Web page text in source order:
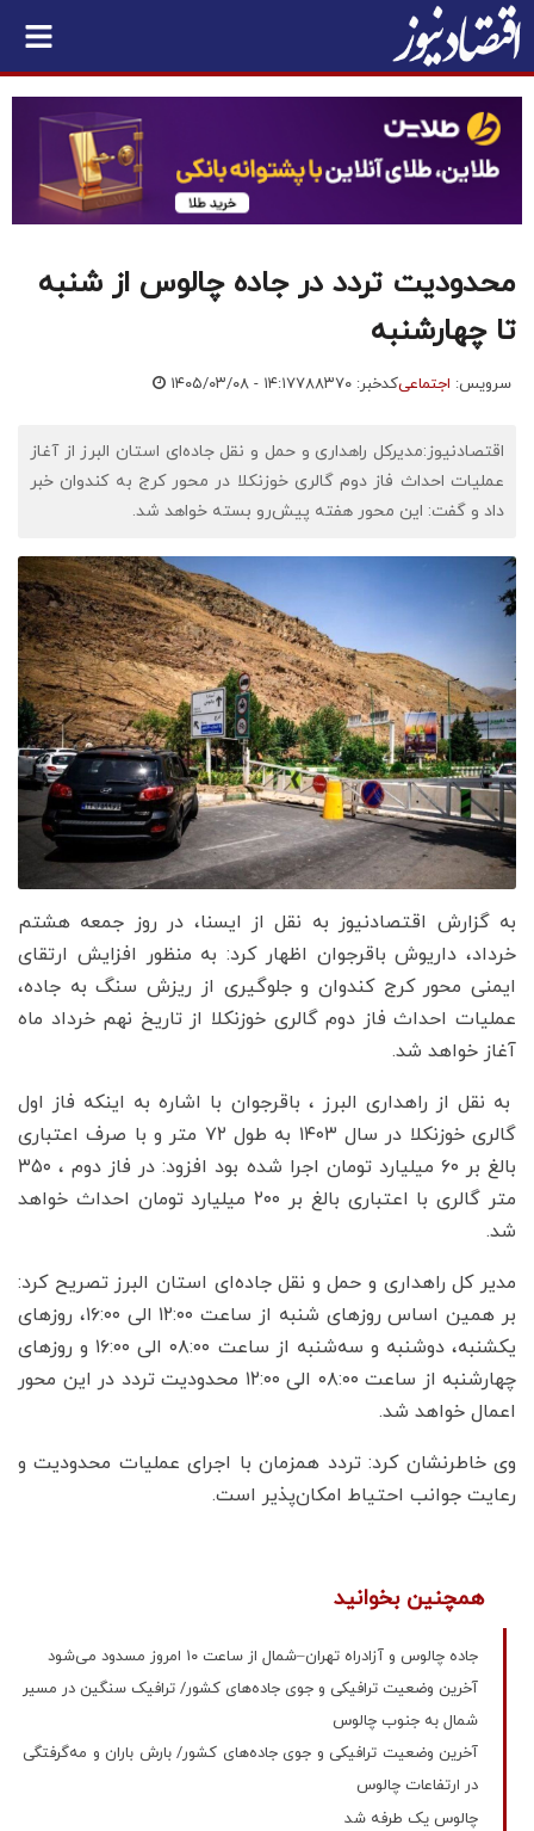
محدودیت تردد در جاده چالوس از شنبه
تا چهارشنبه
سرویس: اجتماعیکدخبر: ۷۸۸۳۷۰ ۱۴۰۵/۰۳/۰۸ - ۱۴:۱۷
اقتصادنیوز:مدیرکل راهداری و حمل و نقل جاده‌ای استان البرز از آغاز
عملیات احداث فاز دوم گالری خوزنکلا در محور کرج به کندوان خبر
داد و گفت: این محور هفته پیش‌رو بسته خواهد شد.
به گزارش اقتصادنیوز به نقل از ایسنا، در روز جمعه هشتم
خرداد، داریوش باقرجوان اظهار کرد: به منظور افزایش ارتقای
ایمنی محور کرج کندوان و جلوگیری از ریزش سنگ به جاده،
عملیات احداث فاز دوم گالری خوزنکلا از تاریخ نهم خرداد ماه
آغاز خواهد شد.
به نقل از راهداری البرز ، باقرجوان با اشاره به اینکه فاز اول
گالری خوزنکلا در سال ١۴٠٣ به طول ٧٢ متر و با صرف اعتباری
بالغ بر ۶٠ میلیارد تومان اجرا شده بود افزود: در فاز دوم ، ٣۵٠
متر گالری با اعتباری بالغ بر ٢٠٠ میلیارد تومان احداث خواهد
شد.
مدیر کل راهداری و حمل و نقل جاده‌ای استان البرز تصریح کرد:
بر همین اساس روزهای شنبه از ساعت ۱۲:۰۰ الی ۱۶:۰۰، روزهای
یکشنبه، دوشنبه و سه‌شنبه از ساعت ۰۸:۰۰ الی ۱۶:۰۰ و روزهای
چهارشنبه از ساعت ۰۸:۰۰ الی ۱۲:۰۰ محدودیت تردد در این محور
اعمال خواهد شد.
وی خاطرنشان کرد: تردد همزمان با اجرای عملیات محدودیت و
رعایت جوانب احتیاط امکان‌پذیر است.
همچنین بخوانید
جاده چالوس و آزادراه تهران–شمال از ساعت ۱۰ امروز مسدود می‌شود
آخرین وضعیت ترافیکی و جوی جاده‌های کشور/ ترافیک سنگین در مسیر
شمال به جنوب چالوس
آخرین وضعیت ترافیکی و جوی جاده‌های کشور/ بارش باران و مه‌گرفتگی
در ارتفاعات چالوس
چالوس یک طرفه شد